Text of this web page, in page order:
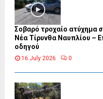
Σοβαρό τροχαίο ατύχημα
Νέα Τίρυνθα Ναυπλίου –
οδηγού
16 July 2026 0